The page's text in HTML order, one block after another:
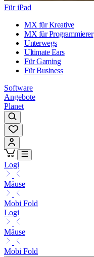
Für iPad
MX für Kreative
MX für Programmierer
Unterwegs
Ultimate Ears
Für Gaming
Für Business
Software
Angebote
Planet
Logi
Mäuse
Mobi Fold
Logi
Mäuse
Mobi Fold